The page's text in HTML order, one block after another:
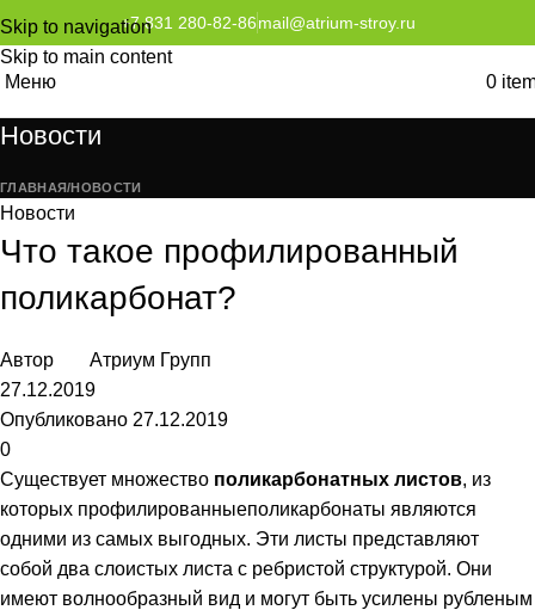
Skip to navigation
Skip to main content
+7 831 280-82-86mail@atrium-stroy.ru
Меню 0
Новости
ГЛАВНАЯ НОВОСТИ
Новости
Что такое профилированный
поликарбонат?
Автор
Атриум Групп
27.12.2019
Опубликовано 27.12.2019
0
Существует множество поликарбонатных листов, из
которых профилированныеполикарбонаты являются
одними из самых выгодных. Эти листы представляют
собой два слоистых листа с ребристой структурой. Они
имеют волнообразный вид и могут быть усилены рубленым